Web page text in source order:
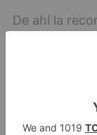
De ahí la
patata
kilocalorías,